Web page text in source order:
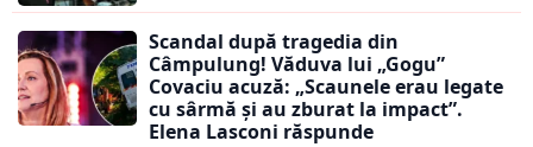
Scandal după tragedia din
Câmpulung! Văduva lui „Gogu”
Covaciu acuză: „Scaunele erau legate
cu sârmă și au zburat la impact”.
Elena Lasconi răspunde